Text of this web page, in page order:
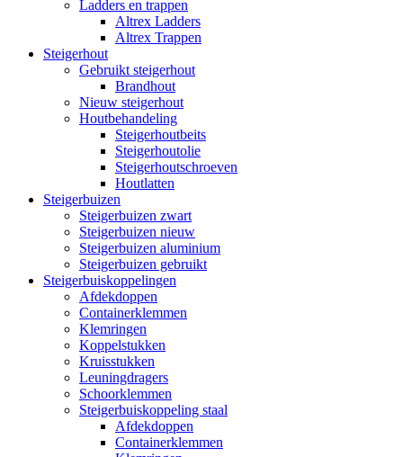
Ladders en trappen
Altrex Ladders
Altrex Trappen
Steigerhout
Gebruikt steigerhout
Brandhout
Nieuw steigerhout
Houtbehandeling
Steigerhoutbeits
Steigerhoutolie
Steigerhoutschroeven
Houtlatten
Steigerbuizen
Steigerbuizen zwart
Steigerbuizen nieuw
Steigerbuizen aluminium
Steigerbuizen gebruikt
Steigerbuiskoppelingen
Afdekdoppen
Containerklemmen
Klemringen
Koppelstukken
Kruisstukken
Leuningdragers
Schoorklemmen
Steigerbuiskoppeling staal
Afdekdoppen
Containerklemmen